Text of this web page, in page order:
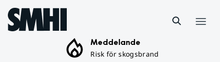
Hoppa till sidans innehåll
Meddelande
Risk för skogsbrand